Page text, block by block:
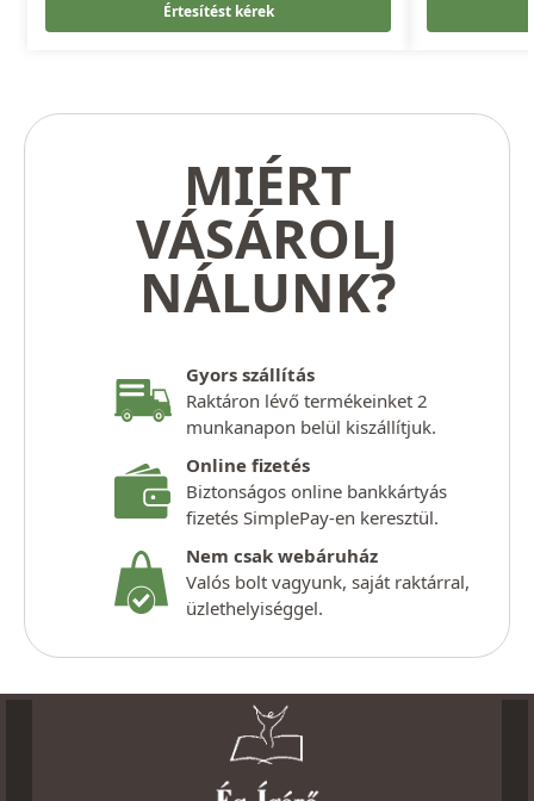
Értesítést kérek
MIÉRT
VÁSÁROLJ
NÁLUNK?
Gyors szállítás
Raktáron lévő termékeinket 2
munkanapon belül kiszállítjuk.
Online fizetés
Biztonságos online bankkártyás
fizetés SimplePay-en keresztül.
Nem csak webáruház
Valós bolt vagyunk, saját raktárral,
üzlethelyiséggel.